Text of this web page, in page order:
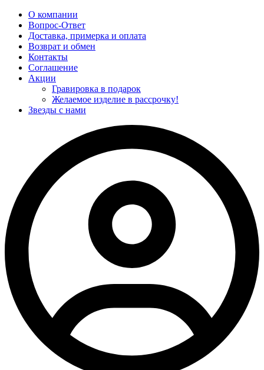
О компании
Вопрос-Ответ
Доставка, примерка и оплата
Возврат и обмен
Контакты
Соглашение
Акции
Гравировка в подарок
Желаемое изделие в рассрочку!
Звезды с нами